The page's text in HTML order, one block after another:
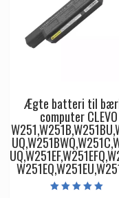
Ægte batteri til
computer CLEVO